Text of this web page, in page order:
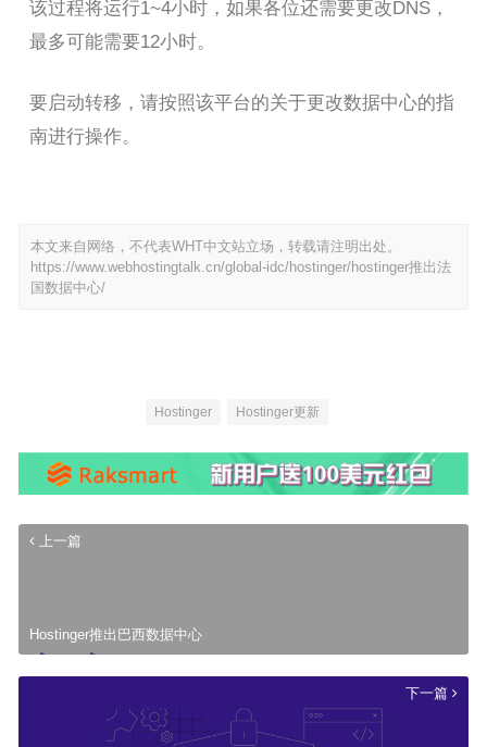
该过程将运行1~4小时，如果各位还需要更改DNS，
最多可能需要12小时。
要启动转移，请按照该平台的关于更改数据中心的指
南进行操作。
本文来自网络，不代表WHT中文站立场，转载请注明出处。
https://www.webhostingtalk.cn/global-idc/hostinger/hostinger推出法
国数据中心/
Hostinger Hostinger更新
上一篇
Hostinger推出巴西数据中心
下一篇